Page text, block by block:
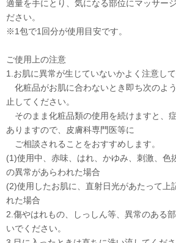
適量を手にとり、気になる部位にマッサー
ださい。
※1包で1回分が使用目安です。
ご使用上の注意
1.お肌に異常が生じていないかよく注意して
化粧品がお肌に合わないとき即ち次のよ
止してください。
そのまま化粧品類の使用を続けますと、
ありますので、皮膚科専門医等に
ご相談されることをおすすめします。
(1)使用中、赤味、はれ、かゆみ、刺激、色
の異常があらわれた場合
(2)使用したお肌に、直射日光があたって上
れた場合
2.傷やはれもの、しっしん等、異常のある
いでください。